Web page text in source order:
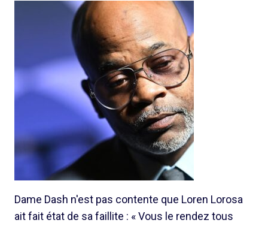
Dame Dash n'est pas contente que Loren Lorosa
ait fait état de sa faillite : « Vous le rendez tous